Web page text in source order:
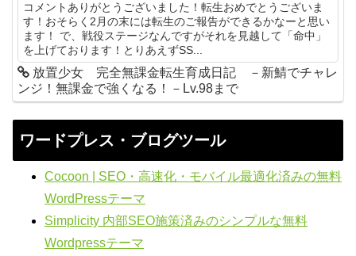
コメントありがとうございました！転生おめでとうございま
す！おそらく2月の末には転生のご報告ができるかなーと思い
ます！ で、戦役ステージなんですがそれを見越して「命中」
を上げております！とりあえずSS...
放置少女 完全無課金転生育成日記 －新鯖でチャレ
ンジ！無課金で強くなる！－Lv.98まで
ワードプレス・ブログツール
Cocoon | SEO・高速化・モバイル最適化済みの無料
WordPressテーマ
Simplicity 内部SEO施策済みのシンプルな無料
Wordpressテーマ